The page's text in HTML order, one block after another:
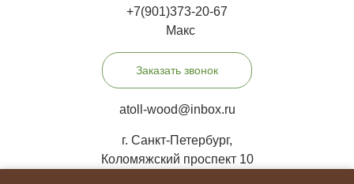
+7(901)373-20-67
Макс
Заказать звонок
atoll-wood@inbox.ru
г. Санкт-Петербург,
Коломяжский проспект 10